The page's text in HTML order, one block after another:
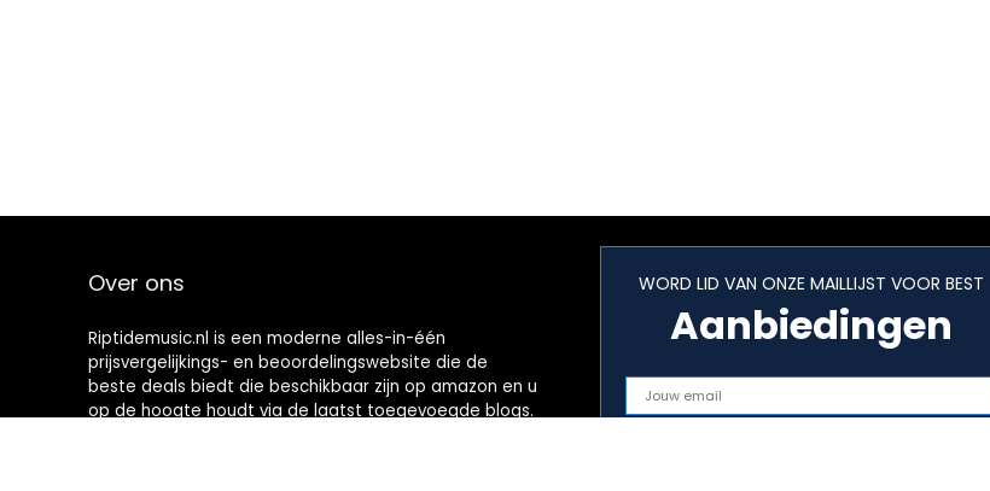
Over ons
Riptidemusic.nl is een moderne alles-in-één
prijsvergelijkings- en beoordelingswebsite die de
beste deals biedt die beschikbaar zijn op amazon en u
op de hoogte houdt via de laatst toegevoegde blogs.
WORD LID VAN ONZE MAILLIJST VOOR BEST
Aanbiedingen